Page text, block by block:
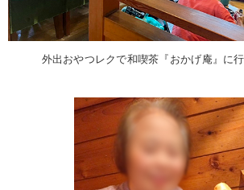
外出おやつレクで和喫茶『おかげ庵』に行